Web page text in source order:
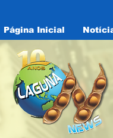
Página Inicial